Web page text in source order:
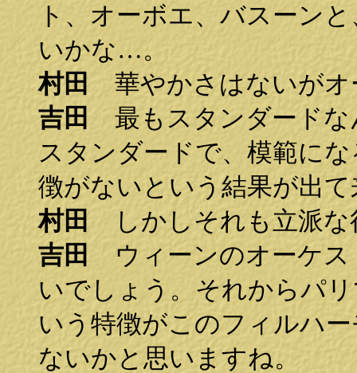
ト、オーボエ、バスーン
いかな…。
村田
華やかさはないがオ
吉田
最もスタンダードな
スタンダードで、模範に
徴がないという結果が出
村田
しかしそれも立派な
吉田
ウィーンのオーケス
いでしょう。それからパ
いう特徴がこのフィルハ
ないかと思いますね。